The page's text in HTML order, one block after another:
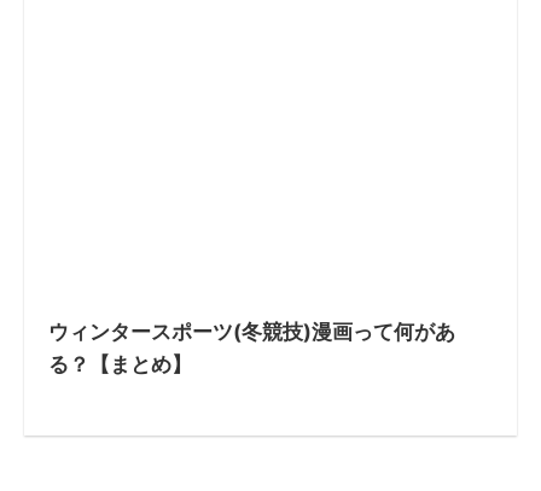
ウィンタースポーツ(冬競技)漫画って何があ
る？【まとめ】